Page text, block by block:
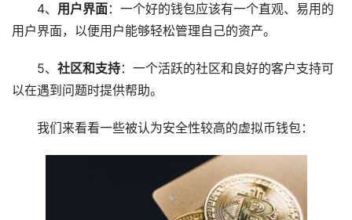
4、 用户界面：一个好的钱包应该有一个直观、易用的
用户界面，以便用户能够轻松管理自己的资产。
5、 社区和支持：一个活跃的社区和良好的客户支持可
以在遇到问题时提供帮助。
我们来看看一些被认为安全性较高的虚拟币钱包：